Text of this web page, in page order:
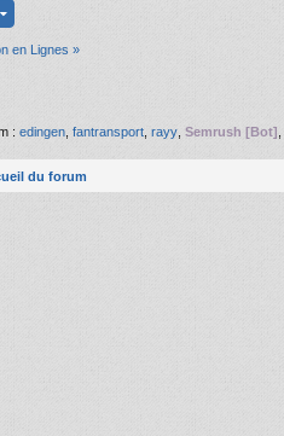
en Lignes »
: edingen fantransport rayy Semrush [Bot]
du forum